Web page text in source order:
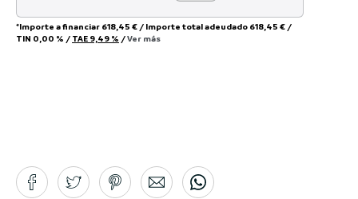
*Importe a financiar 618,45 € / Importe total adeudado 618,45 € /
TIN 0,00 % / TAE 9,49 % /Ver más